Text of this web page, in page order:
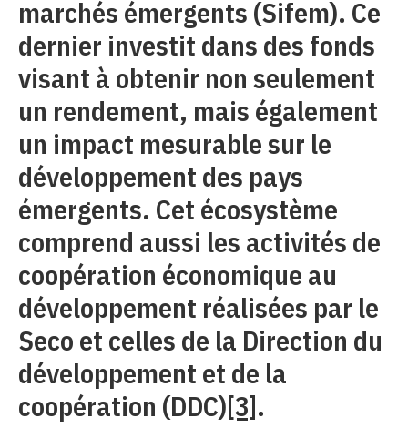
marchés émergents (Sifem). Ce
dernier investit dans des fonds
visant à obtenir non seulement
un rendement, mais également
un impact mesurable sur le
développement des pays
émergents. Cet écosystème
comprend aussi les activités de
coopération économique au
développement réalisées par le
Seco et celles de la Direction du
développement et de la
coopération (DDC)[3].